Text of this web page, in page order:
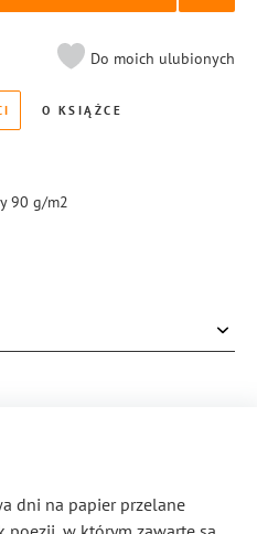
Do moich ulubionych
O KSIĄŻCE
90 g/m2
dni na papier przelane